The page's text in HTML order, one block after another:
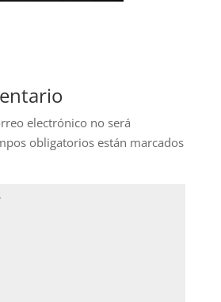
electrónico no será
obligatorios están marcados